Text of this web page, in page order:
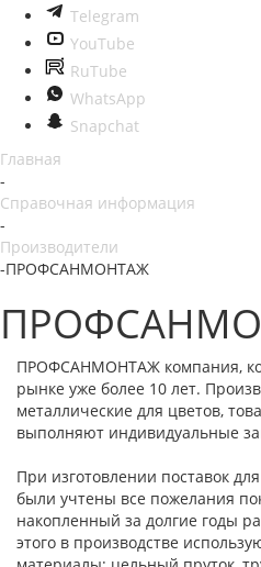
Telegram
YouTube
RuTube
WhatsApp
Snapchat
Главная
-
Справочная информация
-
Производители
-ПРОФСАНМОНТАЖ
ПРОФСАНМОНТАЖ компания,
рынке уже более 10 лет.
металлические для цветов,
выполняют индивидуальные
При изготовлении поставок
были учтены все пожелания
накопленный за долгие годы
этого в производстве